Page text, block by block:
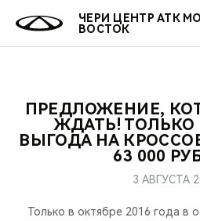
ЧЕРИ ЦЕНТР АТК
ВОСТОК
МОДЕЛИ
МИРАКЦИИ
ОНЛАЙН
О
ПРЕДЛОЖЕНИЕ,
ЖДАТЬ! ТОЛЬКО
ВЫГОДА НА
63 000
3 АВГУСТА
Только в октябре 2016 года в